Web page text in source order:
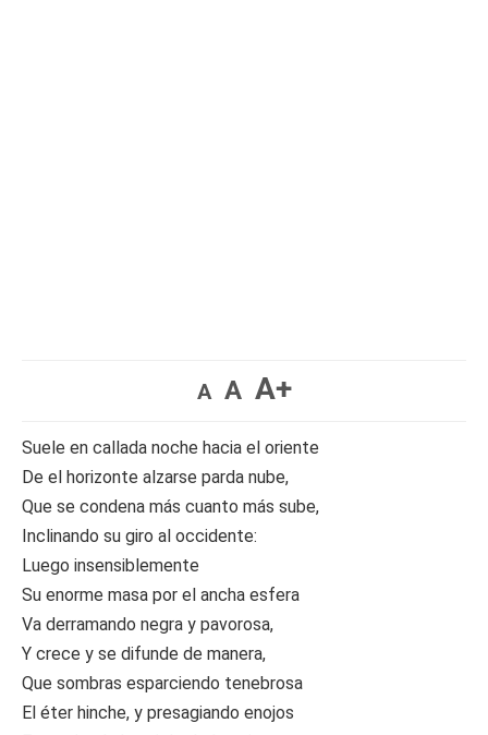
A A A+
Suele en callada noche hacia el oriente
De el horizonte alzarse parda nube,
Que se condena más cuanto más sube,
Inclinando su giro al occidente:
Luego insensiblemente
Su enorme masa por el ancha esfera
Va derramando negra y pavorosa,
Y crece y se difunde de manera,
Que sombras esparciendo tenebrosa
El éter hinche, y presagiando enojos